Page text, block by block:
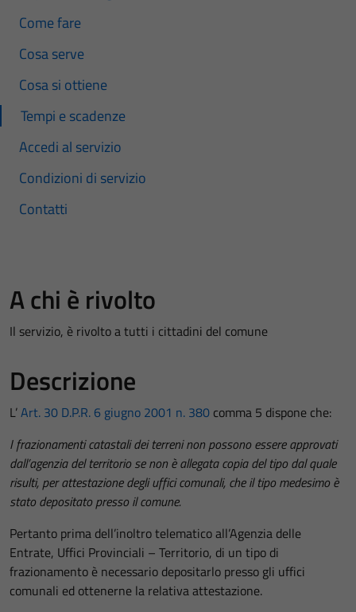
Come fare
Cosa serve
Cosa si ottiene
Tempi e scadenze
Accedi al servizio
Condizioni di servizio
Contatti
A chi è rivolto
Il servizio, è rivolto a tutti i cittadini del comune
Descrizione
L’Art. 30 D.P.R. 6 giugno 2001 n. 380 comma 5 dispone che:
I frazionamenti catastali dei terreni non possono essere approvati
dall’agenzia del territorio se non è allegata copia del tipo dal quale
risulti, per attestazione degli uffici comunali, che il tipo medesimo è
stato depositato presso il comune.
Pertanto prima dell’inoltro telematico all’Agenzia delle
Entrate, Uffici Provinciali – Territorio, di un tipo di
frazionamento è necessario depositarlo presso gli uffici
comunali ed ottenerne la relativa attestazione.